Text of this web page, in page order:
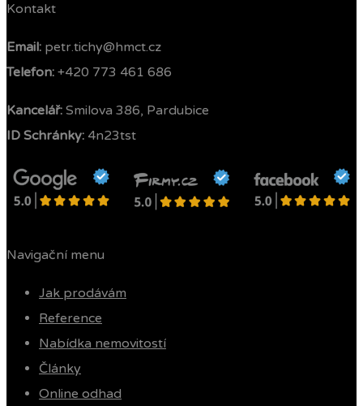
Kontakt
Email: petr.tichy@hmct.cz
Telefon: ‭ +420 773 461 686‬
Kancelář: Smilova 386, Pardubice
ID Schránky: 4n23tst
Navigační menu
Jak prodávám
Reference
Nabídka nemovitostí
Články
Online odhad